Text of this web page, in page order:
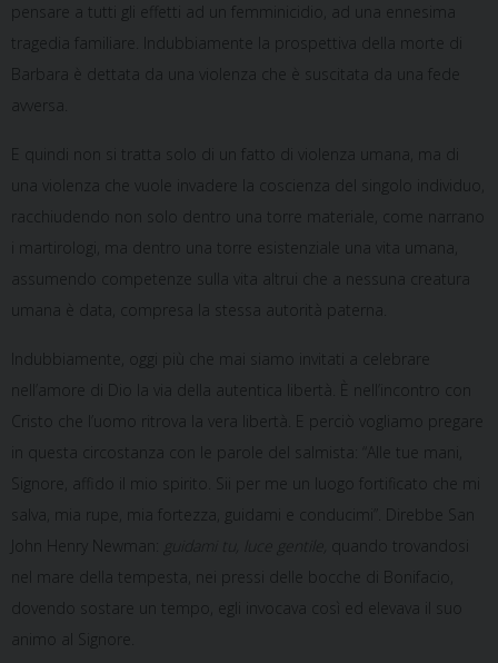
pensare a tutti gli effetti ad un femminicidio, ad una ennesima
tragedia familiare. Indubbiamente la prospettiva della morte di
Barbara è dettata da una violenza che è suscitata da una fede
avversa.
E quindi non si tratta solo di un fatto di violenza umana, ma di
una violenza che vuole invadere la coscienza del singolo individuo,
racchiudendo non solo dentro una torre materiale, come narrano
i martirologi, ma dentro una torre esistenziale una vita umana,
assumendo competenze sulla vita altrui che a nessuna creatura
umana è data, compresa la stessa autorità paterna.
Indubbiamente, oggi più che mai siamo invitati a celebrare
nell’amore di Dio la via della autentica libertà. È nell’incontro con
Cristo che l’uomo ritrova la vera libertà. E perciò vogliamo pregare
in questa circostanza con le parole del salmista: “Alle tue mani,
Signore, affido il mio spirito. Sii per me un luogo fortificato che mi
salva, mia rupe, mia fortezza, guidami e conducimi”. Direbbe San
John Henry Newman:
quando trovandosi
nel mare della tempesta, nei pressi delle bocche di Bonifacio,
dovendo sostare un tempo, egli invocava così ed elevava il suo
animo al Signore.